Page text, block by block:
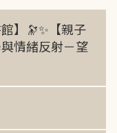
】🔭✨【親子
情緒反射－望